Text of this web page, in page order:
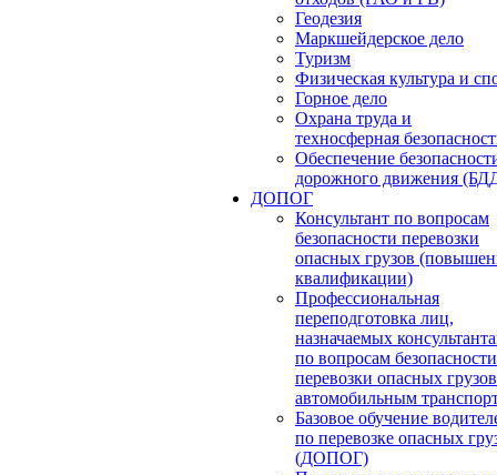
Геодезия
Маркшейдерское дело
Туризм
Физическая культура и
Горное дело
Охрана труда и
техносферная
Обеспечение
дорожного движения
ДОПОГ
Консультант по вопросам
безопасности перевозки
опасных грузов
квалификации)
Профессиональная
переподготовка лиц,
назначаемых
по вопросам безопасности
перевозки опасных грузов
автомобильным
Базовое обучение
по перевозке опасных
(ДОПОГ)